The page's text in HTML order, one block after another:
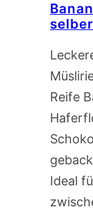
Reife
Ideal